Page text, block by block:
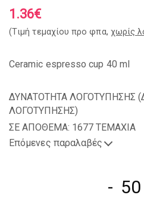
1.36€
(Tιμή τεμαχίου προ φπα, χωρίς
Ceramic espresso cup 40 ml
ΔΥΝΑΤΟΤΗΤΑ ΛΟΓΟΤΥΠΗΣΗΣ (
ΛΟΓΟΤΥΠΗΣΗΣ)
ΣΕ ΑΠΟΘΕΜΑ: 1677 TEMAXIA
Επόμενες παραλαβές
-